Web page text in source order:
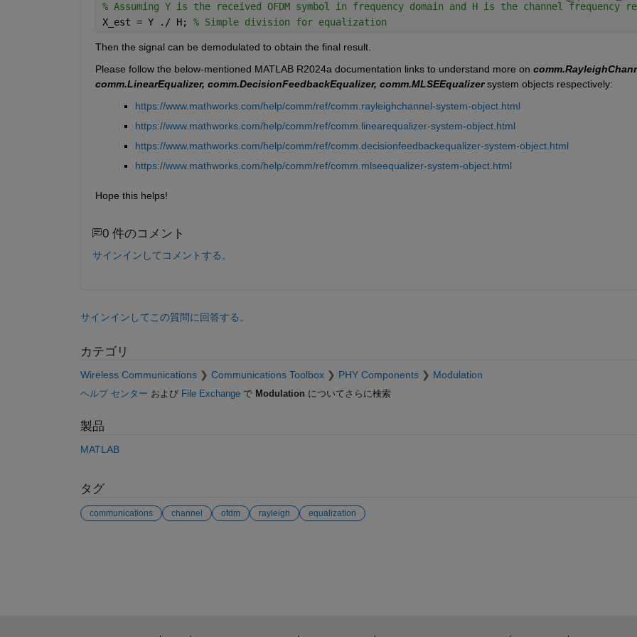
% Assuming Y is the received OFDM symbol in frequency domain and H is the channel frequency
X_est = Y ./ H; % Simple division for equalization
Then the signal can be demodulated to obtain the final result.
Please follow the below-mentioned MATLAB R2024a documentation links to understand more on
comm.LinearEqualizer, comm.DecisionFeedbackEqualizer, comm.MLSEEqualizer system objects respectively:
https://www.mathworks.com/help/comm/ref/comm.rayleighchannel-system-object.html
https://www.mathworks.com/help/comm/ref/comm.linearequalizer-system-object.html
https://www.mathworks.com/help/comm/ref/comm.decisionfeedbackequalizer-system-object.html
https://www.mathworks.com/help/comm/ref/comm.mlseequalizer-system-object.html
Hope this helps!
0 件のコメント
サインインしてコメントする。
サインインしてこの質問に回答する。
カテゴリ
Wireless Communications Communications Toolbox PHY Components Modulation
ヘルプ センター および File Exchangeで Modulation についてさらに検索
製品
MATLAB
タグ
communications channel ofdm rayleigh equalization